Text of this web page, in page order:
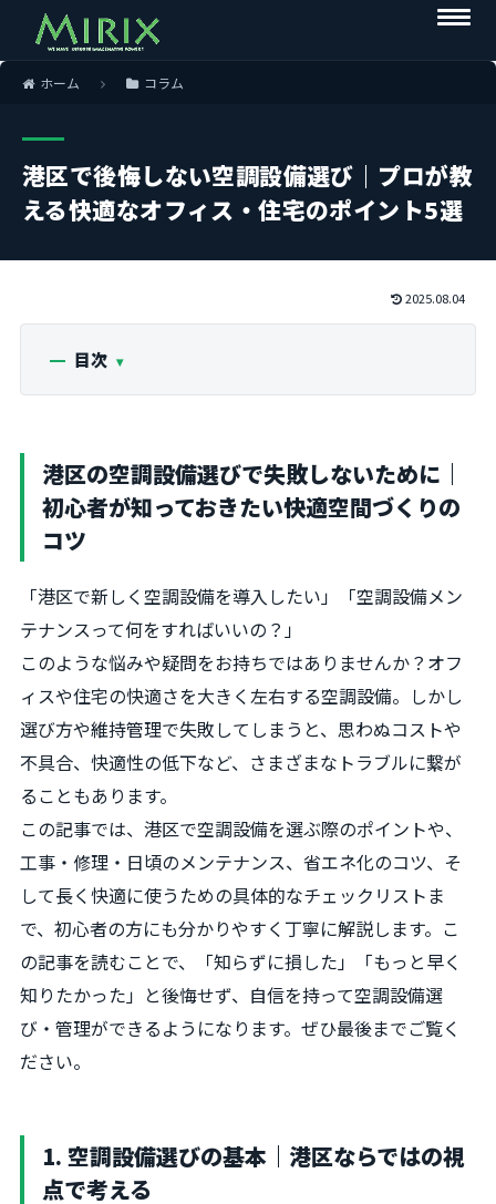
ホーム コラム
港区で後悔しない空調設備選び｜プロが教
える快適なオフィス・住宅のポイント5選
2025.08.04
目次
港区の空調設備選びで失敗しないために｜
初心者が知っておきたい快適空間づくりの
コツ
「港区で新しく空調設備を導入したい」「空調設備メン
テナンスって何をすればいいの？」
このような悩みや疑問をお持ちではありませんか？オフ
ィスや住宅の快適さを大きく左右する空調設備。しかし
選び方や維持管理で失敗してしまうと、思わぬコストや
不具合、快適性の低下など、さまざまなトラブルに繋が
ることもあります。
この記事では、港区で空調設備を選ぶ際のポイントや、
工事・修理・日頃のメンテナンス、省エネ化のコツ、そ
して長く快適に使うための具体的なチェックリストま
で、初心者の方にも分かりやすく丁寧に解説します。こ
の記事を読むことで、「知らずに損した」「もっと早く
知りたかった」と後悔せず、自信を持って空調設備選
び・管理ができるようになります。ぜひ最後までご覧く
ださい。
1. 空調設備選びの基本｜港区ならではの視
点で考える